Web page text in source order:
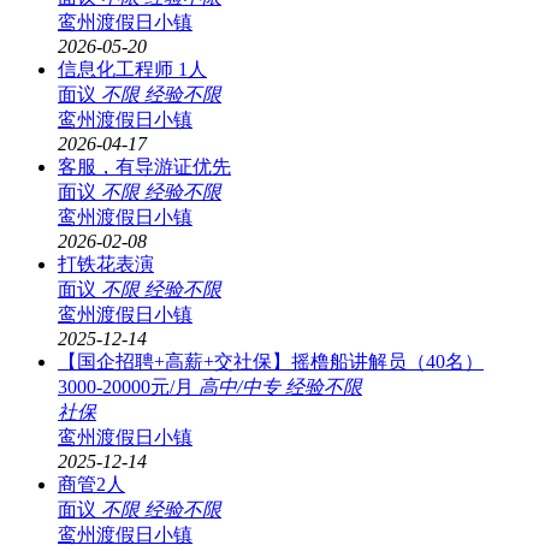
鸾州渡假日小镇
2026-05-20
信息化工程师 1人
面议 不限 经验不限
鸾州渡假日小镇
2026-04-17
客服，有导游证优先
面议 不限 经验不限
鸾州渡假日小镇
2026-02-08
打铁花表演
面议 不限 经验不限
鸾州渡假日小镇
2025-12-14
【国企招聘+高薪+交社保】摇橹船讲解员（40名）
3000-20000元/月 高中/中专 经验不限
社保
鸾州渡假日小镇
2025-12-14
商管2人
面议 不限 经验不限
鸾州渡假日小镇